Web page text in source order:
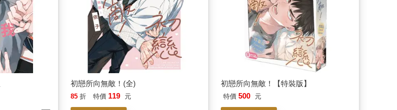
初戀所向無敵！(全)
85 折 特價 119 元
貨到通知
初戀所向無敵！【特裝版】
特價 500 元
貨到通知